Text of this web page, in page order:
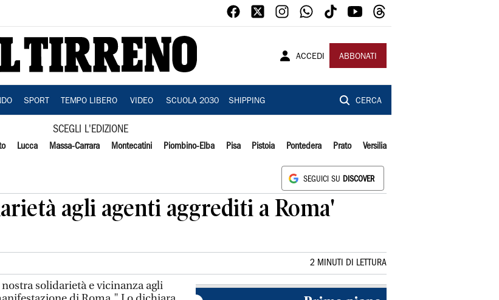
ACCEDI ABBONATI
SPORT TEMPO LIBERO VIDEO SCUOLA 2030 SHIPPING CERCA
SCEGLI L'EDIZIONE
Lucca Massa-Carrara Montecatini Piombino-Elba Pisa Pistoia Pontedera Prato Versilia
SEGUICI SU DISCOVER
agli agenti aggrediti a Roma'
2 MINUTI DI LETTURA
solidarietà e vicinanza agli